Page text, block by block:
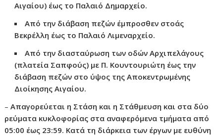
Αιγαίου) έως το Παλαιό Δημαρχείο.
Από την διάβαση πεζών έμπροσθεν στοάς
Βεκρέλλη έως το Παλαιό Λιμεναρχείο.
Από την διασταύρωση των οδών Αρχιπελάγους
(πλατεία Σαπφούς) με Π. Κουντουριώτη έως την
διάβαση πεζών στο ύψος της Αποκεντρωμένης
Διοίκησης Αιγαίου.
–Απαγορεύεται η Στάση και η Στάθμευση και στα δύο
ρεύματα κυκλοφορίας στα αναφερόμενα τμήματα από
05:00 έως 23:59. Κατά τη διάρκεια των έργων με ευθύνη